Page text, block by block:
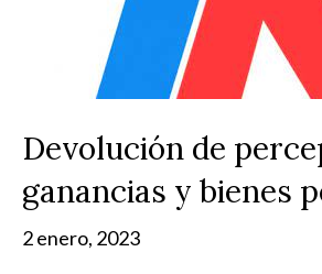
Devolución de
ganancias y bienes
2 enero, 2023